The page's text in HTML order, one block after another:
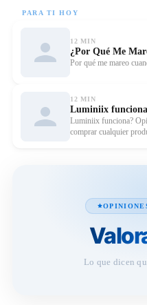
PARA TI HOY
12 MIN
Por qué me mareo
12 MIN
Luminiix funciona?
comprar cualquier
Lo que dicen